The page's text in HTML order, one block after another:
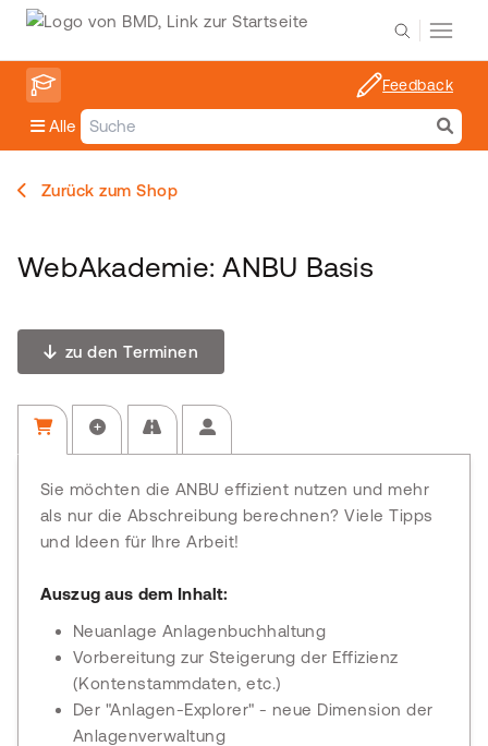
Alle
Feedback
Zurück zum Shop
WebAkademie: ANBU Basis
zu den Terminen
Sie möchten die ANBU effizient nutzen und mehr
als nur die Abschreibung berechnen? Viele Tipps
und Ideen für Ihre Arbeit!
Auszug aus dem Inhalt:
Neuanlage Anlagenbuchhaltung
Vorbereitung zur Steigerung der Effizienz
(Kontenstammdaten, etc.)
Der "Anlagen-Explorer" - neue Dimension der
Anlagenverwaltung